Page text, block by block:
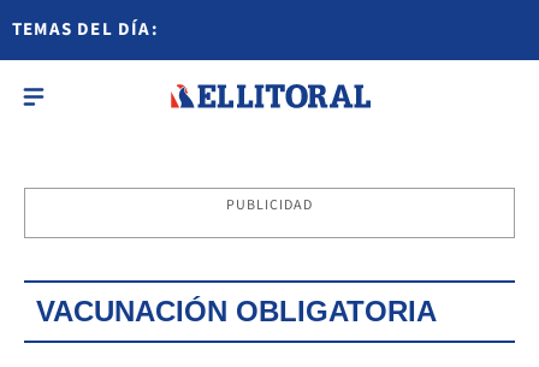
TEMAS DEL DÍA:
PUBLICIDAD
VACUNACIÓN OBLIGATORIA